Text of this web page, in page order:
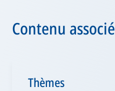
Contenu associé
Thèmes